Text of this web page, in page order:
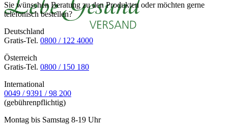
Sie wünschen Beratung zu den Produkten oder möchten gerne
telefonisch bestellen?
Deutschland
Gratis-Tel. 0800 / 122 4000
Österreich
Gratis-Tel. 0800 / 150 180
International
0049 / 9391 / 98 200
(gebührenpflichtig)
Montag bis Samstag 8-19 Uhr